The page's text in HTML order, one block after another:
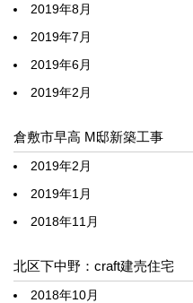
2019年8月
2019年7月
2019年6月
2019年2月
倉敷市早高 M邸新築工事
2019年2月
2019年1月
2018年11月
北区下中野：craft建売住宅
2018年10月